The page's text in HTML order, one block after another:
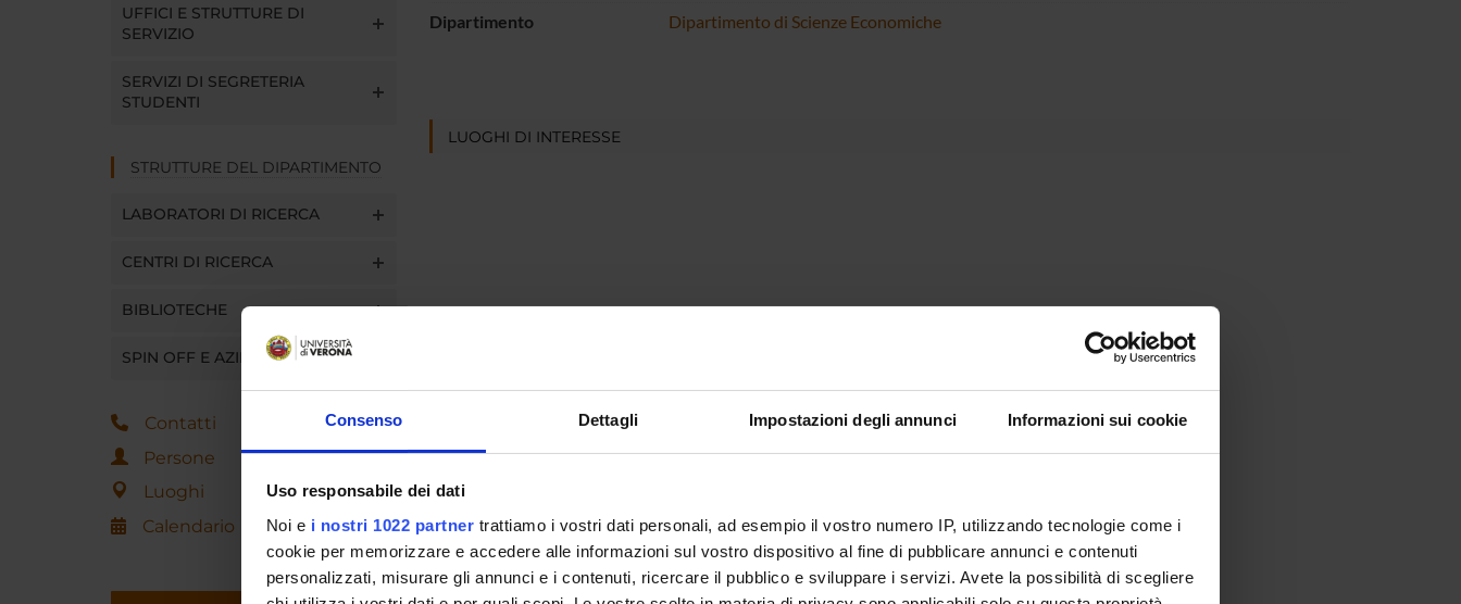
Consenso Dettagli Impostazioni degli annunci Informazioni sui cookie
Uso responsabile dei dati
Noi e i nostri 1022 partner trattiamo i vostri dati personali, ad esempio il vostro numero IP, utilizzando tecnologie come i
cookie per memorizzare e accedere alle informazioni sul vostro dispositivo al fine di pubblicare annunci e contenuti
personalizzati, misurare gli annunci e i contenuti, ricercare il pubblico e sviluppare i servizi. Avete la possibilità di scegliere
UFFICI E STRUTTURE DI
SERVIZIO
SERVIZI DI SEGRETERIA
STUDENTI
STRUTTURE DEL DIPARTIMENTO
LABORATORI DI RICERCA
CENTRI DI RICERCA
BIBLIOTECHE
SPIN OFF E AZIENDE
Contatti
Persone
Luoghi
Calendario
Dipartimento Dipartimento di Scienze Economiche
LUOGHI DI INTERESSE